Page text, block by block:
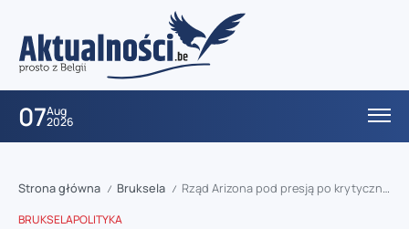
07Aug
2026
Strona główna / Bruksela / Rząd Arizona pod presją po krytycznym raporcie
BRUKSELAPOLITYKA